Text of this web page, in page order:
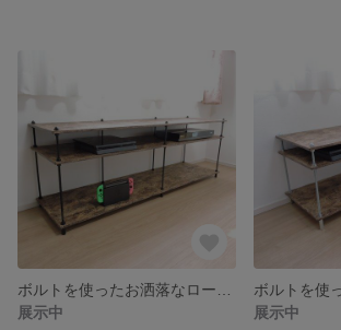
展示中
展示中